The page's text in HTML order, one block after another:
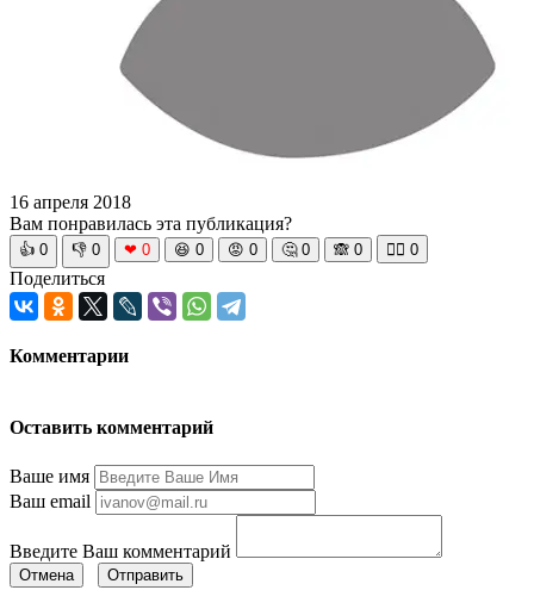
16 апреля 2018
Вам понравилась эта публикация?
👍 0 👎 0 ❤ 0 😆 0 😡 0 🤔 0 🙈 0 🧘‍♀️ 0
Поделиться
Комментарии
Оставить комментарий
Ваше имя
Ваш email
Введите Ваш комментарий
Отмена Отправить